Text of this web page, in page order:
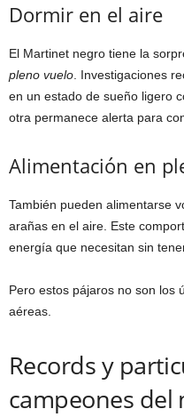
Dormir en el aire
El Martinet negro tiene la
pleno vuelo . Investigaciones
en un estado de sueño ligero
otra permanece alerta para
Alimentación en
También pueden alimentarse
arañas en el aire. Este
energía que necesitan sin
Pero estos pájaros no son los
aéreas.
Records y
campeones del